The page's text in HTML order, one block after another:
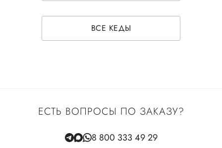
ВСЕ КЕДЫ
ЕСТЬ ВОПРОСЫ ПО ЗАКАЗУ?
8 800 333 49 29